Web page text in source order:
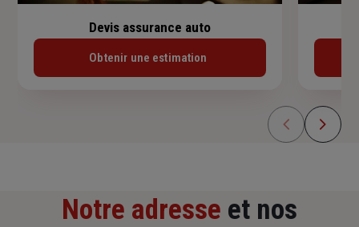
Devis assurance auto
Obtenir une estimation
Notre adresse et nos